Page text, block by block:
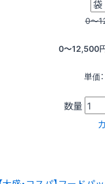
0〜
0〜12,500
単価：
数量